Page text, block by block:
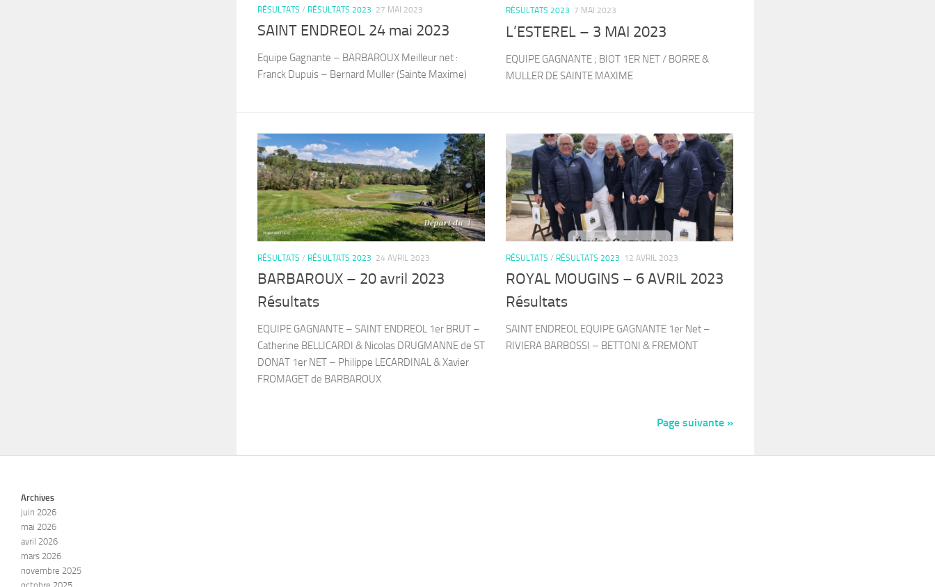
RÉSULTATS / RÉSULTATS 2023 27 MAI 2023
SAINT ENDREOL 24 mai 2023
Equipe Gagnante – BARBAROUX Meilleur net :
Franck Dupuis – Bernard Muller (Sainte Maxime)
RÉSULTATS 2023 7 MAI 2023
L’ESTEREL – 3 MAI 2023
EQUIPE GAGNANTE ; BIOT 1ER NET / BORRE &
MULLER DE SAINTE MAXIME
RÉSULTATS / RÉSULTATS 2023 24 AVRIL 2023
BARBAROUX – 20 avril 2023
Résultats
EQUIPE GAGNANTE – SAINT ENDREOL 1er BRUT –
Catherine BELLICARDI & Nicolas DRUGMANNE de ST
DONAT 1er NET – Philippe LECARDINAL & Xavier
FROMAGET de BARBAROUX
RÉSULTATS / RÉSULTATS 2023 12 AVRIL 2023
ROYAL MOUGINS – 6 AVRIL 2023
Résultats
SAINT ENDREOL EQUIPE GAGNANTE 1er Net –
RIVIERA BARBOSSI – BETTONI & FREMONT
Page suivante »
Archives
juin 2026
mai 2026
avril 2026
mars 2026
novembre 2025